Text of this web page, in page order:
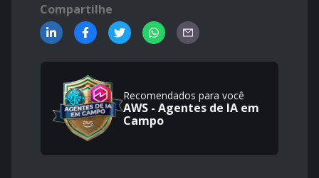
Compartilhe
Recomendados para você
AWS - Agentes de IA em
Campo